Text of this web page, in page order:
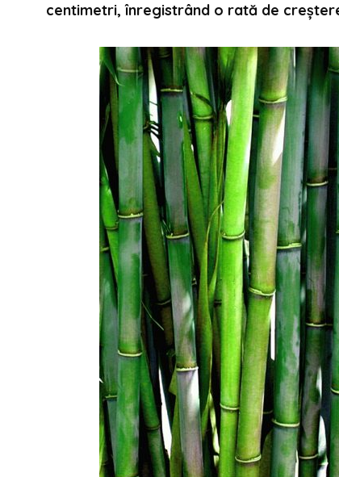
centimetri, înregistrând o rată de